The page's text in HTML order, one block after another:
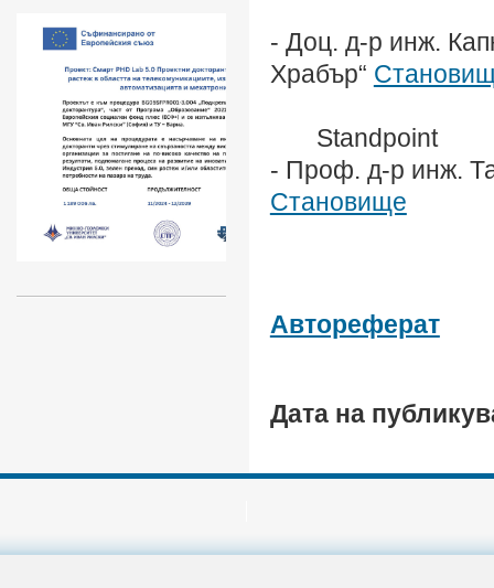
- Доц. д-р инж.
Храбър“
Standpoint
- Проф. д-р инж.
Становище
Автореферат
Дата на